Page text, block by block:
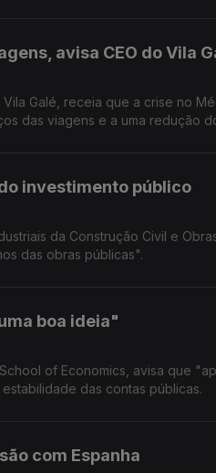
avisa CEO do Vila
Galé, receia que a crise no
das viagens e a uma redução
investimento público
da Construção Civil e
das obras públicas".
boa ideia"
of Economics, avisa que
das contas públicas.
com Espanha